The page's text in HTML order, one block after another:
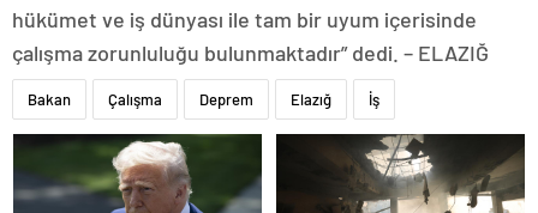
hükümet ve iş dünyası ile tam bir uyum içerisinde
çalışma zorunluluğu bulunmaktadır” dedi. – ELAZIĞ
Bakan Çalışma Deprem Elazığ İş